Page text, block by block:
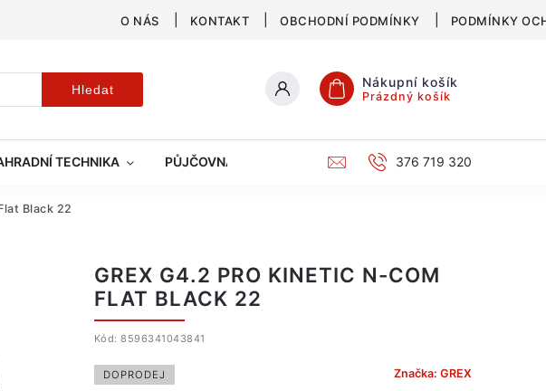
O NÁS KONTAKT OBCHODNÍ PODMÍNKY PODMÍNKY
Hledat Nákupní košík
Prázdný košík
TECHNIKA PŮJČOVNA KATALOG376 719 320
Black 22
GREX G4.2 PRO KINETIC N-COM
FLAT BLACK 22
Kód: 8596341043841
DOPRODEJ Značka: GREX